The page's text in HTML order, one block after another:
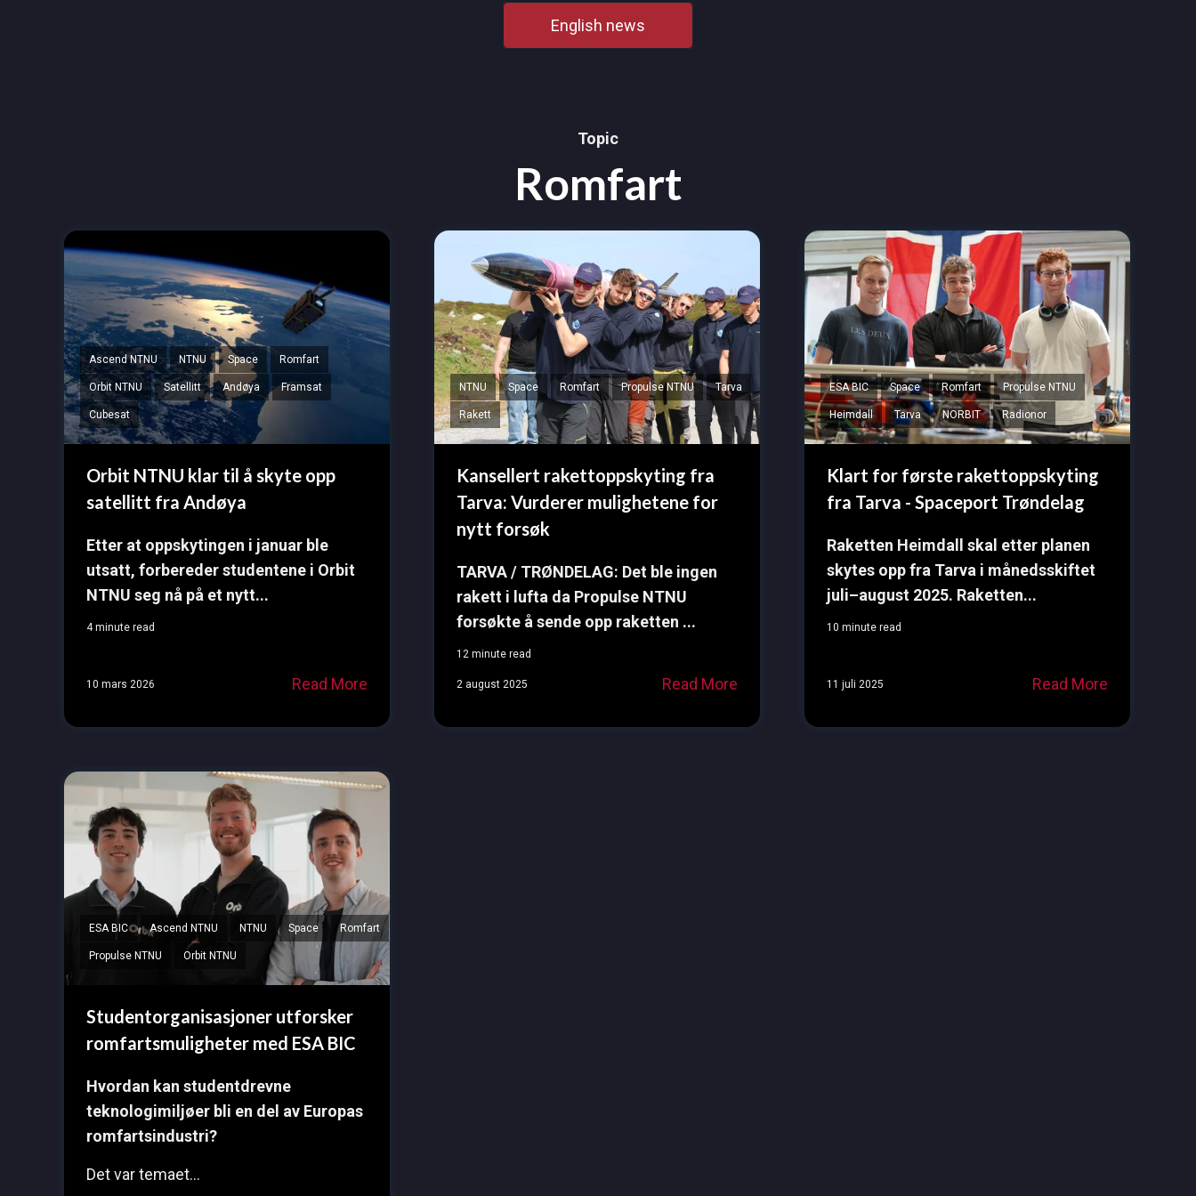
English news
Topic
Romfart
Ascend NTNU NTNU Space Romfart
Orbit NTNU Satellitt Andøya Framsat
Cubesat
Orbit NTNU klar til å skyte opp
satellitt fra Andøya
Etter at oppskytingen i januar ble
utsatt, forbereder studentene i Orbit
NTNU seg nå på et nytt...
4 minute read
10 mars 2026 Read More
NTNU Space Romfart Propulse NTNU Tarva
Rakett
Kansellert rakettoppskyting fra
Tarva: Vurderer mulighetene for
nytt forsøk
TARVA / TRØNDELAG: Det ble ingen
rakett i lufta da Propulse NTNU
forsøkte å sende opp raketten ...
12 minute read
2 august 2025 Read More
ESA BIC Space Romfart Propulse NTNU
Heimdall Tarva NORBIT Radionor
Klart for første rakettoppskyting
fra Tarva - Spaceport Trøndelag
Raketten Heimdall skal etter planen
skytes opp fra Tarva i månedsskiftet
juli–august 2025. Raketten...
10 minute read
11 juli 2025 Read More
ESA BIC Ascend NTNU NTNU Space Romfart
Propulse NTNU Orbit NTNU
Studentorganisasjoner utforsker
romfartsmuligheter med ESA BIC
Hvordan kan studentdrevne
teknologimiljøer bli en del av Europas
romfartsindustri?
Det var temaet...